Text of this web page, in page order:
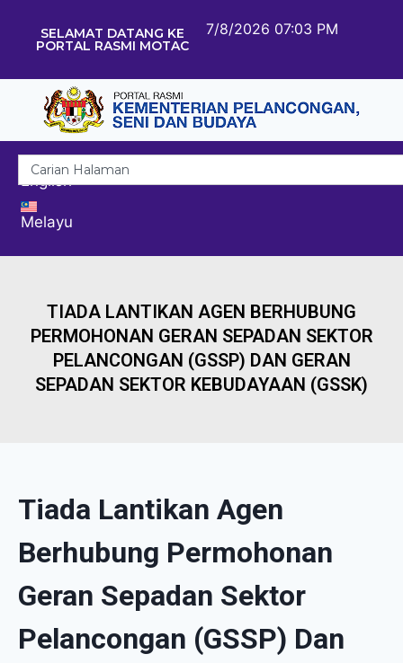
SELAMAT DATANG KE
PORTAL RASMI MOTAC
7/8/2026 07:03 PM
English
Melayu
TIADA LANTIKAN AGEN BERHUBUNG
PERMOHONAN GERAN SEPADAN SEKTOR
PELANCONGAN (GSSP) DAN GERAN
SEPADAN SEKTOR KEBUDAYAAN (GSSK)
Tiada Lantikan Agen
Berhubung Permohonan
Geran Sepadan Sektor
Pelancongan (GSSP) Dan